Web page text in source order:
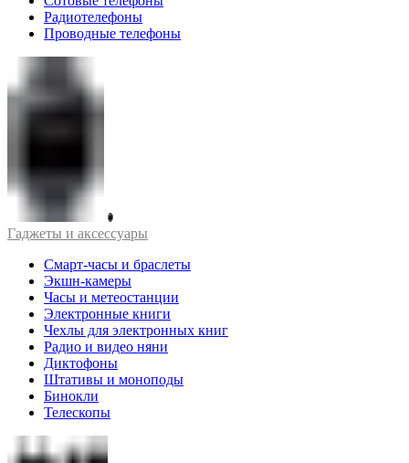
Радиотелефоны
Проводные телефоны
Гаджеты и аксессуары
Смарт-часы и браслеты
Экшн-камеры
Часы и метеостанции
Электронные книги
Чехлы для электронных книг
Радио и видео няни
Диктофоны
Штативы и моноподы
Бинокли
Телескопы